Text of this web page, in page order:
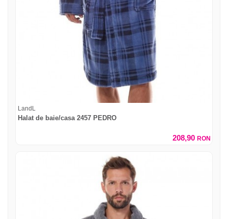
LandL
Halat de baie/casa 2457 PEDRO
208,90 RON